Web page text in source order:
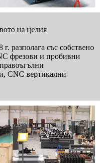
на целия
разполага със собствено
фрезови и пробивни
CNC вертикални